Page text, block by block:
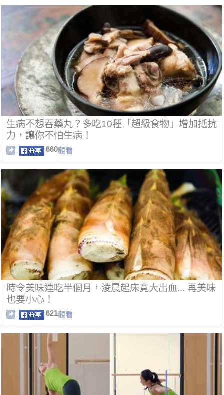
生病不想吞藥丸？多吃10種「超級食物」增加抵抗
力，讓你不怕生病！
660觀看
時令美味連吃半個月，淩晨起床竟大出血... 再美味
也要小心！
621觀看